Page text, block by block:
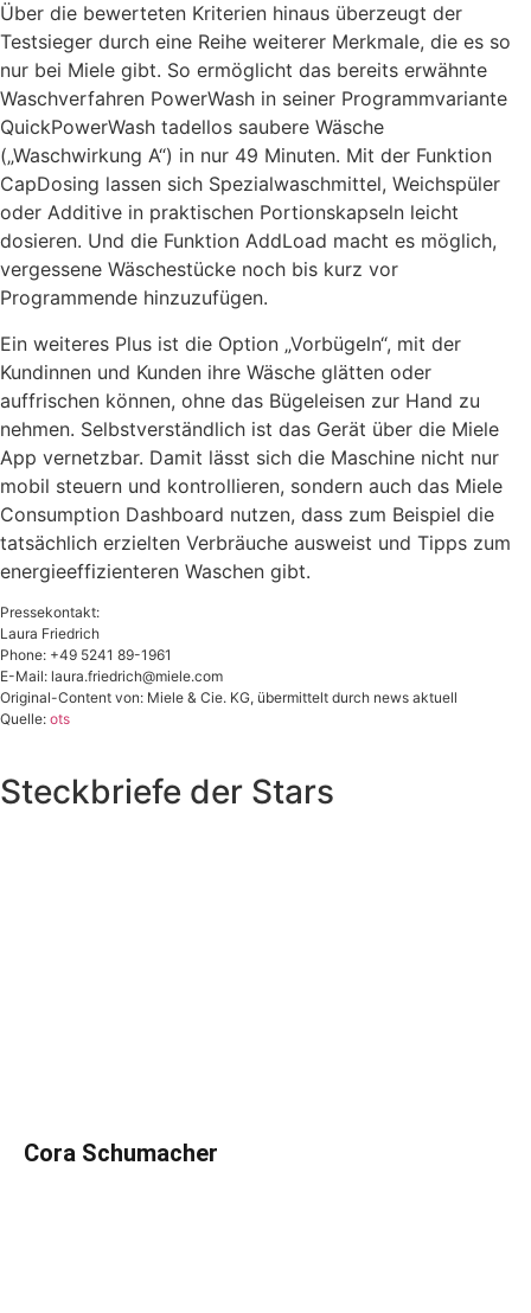
Über die bewerteten Kriterien hinaus überzeugt der
Testsieger durch eine Reihe weiterer Merkmale, die es so
nur bei Miele gibt. So ermöglicht das bereits erwähnte
Waschverfahren PowerWash in seiner Programmvariante
QuickPowerWash tadellos saubere Wäsche
(„Waschwirkung A“) in nur 49 Minuten. Mit der Funktion
CapDosing lassen sich Spezialwaschmittel, Weichspüler
oder Additive in praktischen Portionskapseln leicht
dosieren. Und die Funktion AddLoad macht es möglich,
vergessene Wäschestücke noch bis kurz vor
Programmende hinzuzufügen.
Ein weiteres Plus ist die Option „Vorbügeln“, mit der
Kundinnen und Kunden ihre Wäsche glätten oder
auffrischen können, ohne das Bügeleisen zur Hand zu
nehmen. Selbstverständlich ist das Gerät über die Miele
App vernetzbar. Damit lässt sich die Maschine nicht nur
mobil steuern und kontrollieren, sondern auch das Miele
Consumption Dashboard nutzen, dass zum Beispiel die
tatsächlich erzielten Verbräuche ausweist und Tipps zum
energieeffizienteren Waschen gibt.
Pressekontakt:
Laura Friedrich
Phone: +49 5241 89-1961
E-Mail: laura.friedrich@miele.com
Original-Content von: Miele & Cie. KG, übermittelt durch news aktuell
Quelle: ots
Steckbriefe der Stars
Cora Schumacher